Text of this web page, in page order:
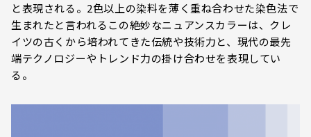
と表現される。2色以上の染料を薄く重ね合わせた染色法で
生まれたと言われるこの絶妙なニュアンスカラーは、クレ
イツの古くから培われてきた伝統や技術力と、現代の最先
端テクノロジーやトレンド力の掛け合わせを表現してい
る。